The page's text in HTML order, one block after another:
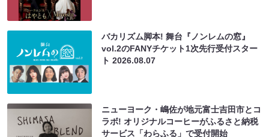
バカリズム脚本! 舞台『ノンレムの窓』
vol.2のFANYチケット1次先行受付スター
ト2026.08.07
ニューヨーク・嶋佐が地元富士吉田市とコ
ラボ! オリジナルコーヒーがふるさと納税
サービス「わらふる」で受付開始